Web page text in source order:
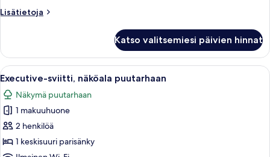
Lisätietoja
Lisätietoja
deluxe-
huone,
merinäköala
Katso valitsemiesi päivien hinnat
Avaa
kaikki
huonetyypin
Executive-
sviitti,
näköala
puutarhaan
Executive-sviitti, näköala
9
Executive-sviitti, näköala puutarhaan
Näkymä puutarhaan
1 makuuhuone
2 henkilöä
1 keskisuuri parisänky